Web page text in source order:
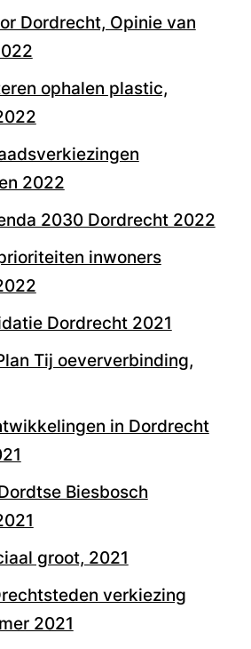
Dordrecht, Opinie van
ophalen plastic,
2022
2030 Dordrecht 2022
inwoners
Dordrecht 2021
Tij oeververbinding,
in Dordrecht
Biesbosch
groot, 2021
verkiezing
2021